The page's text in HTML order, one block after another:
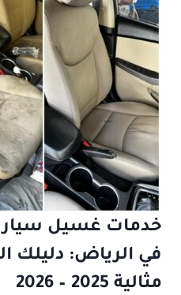
خدمات غسيل
في الرياض: دليلك
مثالية 2025 – 2026